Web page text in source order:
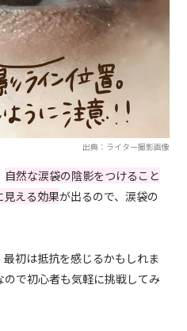
出典：ライター撮影画像
自然な涙袋の陰影をつけること
見える効果が出るので、涙袋の
初は抵抗を感じるかもしれま
で初心者も気軽に挑戦してみ